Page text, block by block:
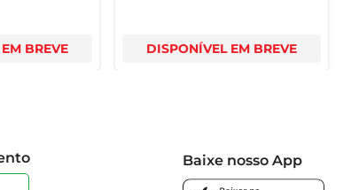
BREVE DISPONÍVEL EM BREVE
Baixe nosso App